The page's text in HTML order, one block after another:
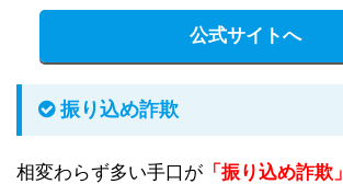
公式サイトへ
振り込め詐欺
相変わらず多い手口が 「振り込め詐欺」